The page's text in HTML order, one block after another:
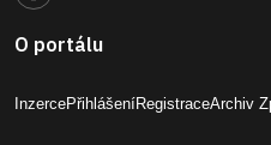
O portálu
InzercePřihlášeníRegistraceArchiv